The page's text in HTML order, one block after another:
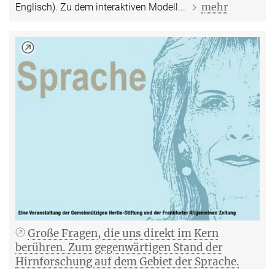
Englisch). Zu dem interaktiven Modell...
mehr
Große Fragen, die uns direkt im Kern
berühren. Zum gegenwärtigen Stand der
Hirnforschung auf dem Gebiet der Sprache.